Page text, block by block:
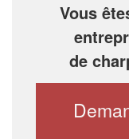
Vous
de